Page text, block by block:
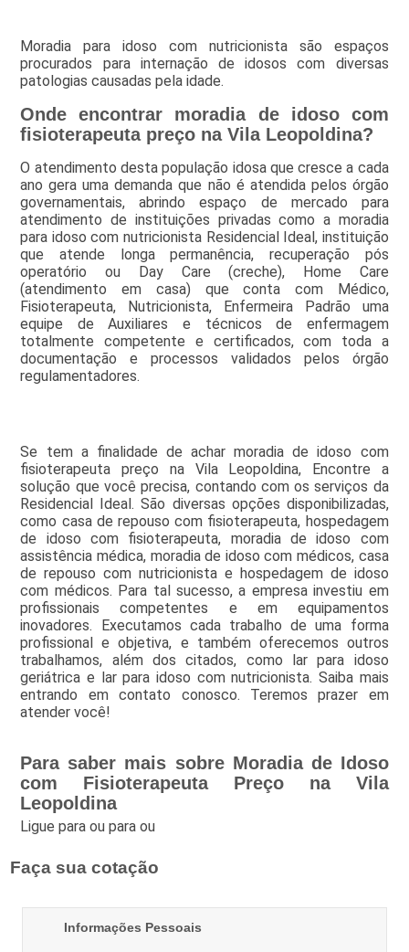
Moradia para idoso com nutricionista são espaços
procurados para internação de idosos com diversas
patologias causadas pela idade.
Onde encontrar moradia de idoso com
fisioterapeuta preço na Vila Leopoldina?
O atendimento desta população idosa que cresce a cada
ano gera uma demanda que não é atendida pelos órgão
governamentais, abrindo espaço de mercado para
atendimento de instituições privadas como a moradia
para idoso com nutricionista Residencial Ideal, instituição
que atende longa permanência, recuperação pós
operatório ou Day Care (creche), Home Care
(atendimento em casa) que conta com Médico,
Fisioterapeuta, Nutricionista, Enfermeira Padrão uma
equipe de Auxiliares e técnicos de enfermagem
totalmente competente e certificados, com toda a
documentação e processos validados pelos órgão
regulamentadores.
Se tem a finalidade de achar moradia de idoso com
fisioterapeuta preço na Vila Leopoldina, Encontre a
solução que você precisa, contando com os serviços da
Residencial Ideal. São diversas opções disponibilizadas,
como casa de repouso com fisioterapeuta, hospedagem
de idoso com fisioterapeuta, moradia de idoso com
assistência médica, moradia de idoso com médicos, casa
de repouso com nutricionista e hospedagem de idoso
com médicos. Para tal sucesso, a empresa investiu em
profissionais competentes e em equipamentos
inovadores. Executamos cada trabalho de uma forma
profissional e objetiva, e também oferecemos outros
trabalhamos, além dos citados, como lar para idoso
geriátrica e lar para idoso com nutricionista. Saiba mais
entrando em contato conosco. Teremos prazer em
atender você!
Para saber mais sobre Moradia de Idoso
com Fisioterapeuta Preço na Vila
Leopoldina
Ligue paraou paraou
Faça sua cotação
Informações Pessoais